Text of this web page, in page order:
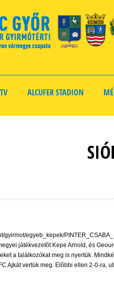
ALCUFER STADION
gyirmot/egyeb_kepek/
játékvezetõt Kepe Arnold, és
a találkozókat meg is nyertük.
Ajkát vertük meg. Elõbbi ellen 2-0-ra,